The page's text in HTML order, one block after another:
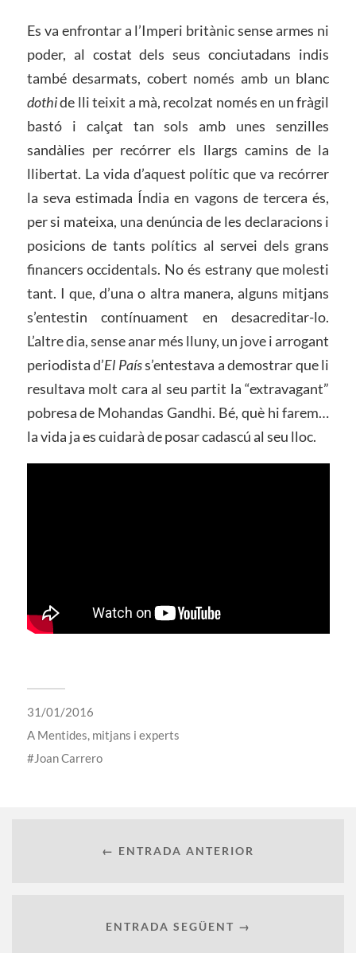
Es va enfrontar a l’Imperi britànic sense armes ni
poder, al costat dels seus conciutadans indis
també desarmats, cobert només amb un blanc
dothide lli teixit a mà, recolzat només en un fràgil
bastó i calçat tan sols amb unes senzilles
sandàlies per recórrer els llargs camins de la
llibertat. La vida d’aquest polític que va recórrer
la seva estimada Índia en vagons de tercera és,
per si mateixa, una denúncia de les declaracions i
posicions de tants polítics al servei dels grans
financers occidentals. No és estrany que molesti
tant. I que, d’una o altra manera, alguns mitjans
s’entestin contínuament en desacreditar-lo.
L’altre dia, sense anar més lluny, un jove i arrogant
periodista d’El Paíss’entestava a demostrar que li
resultava molt cara al seu partit la “extravagant”
pobresa de Mohandas Gandhi. Bé, què hi farem…
la vida ja es cuidarà de posar cadascú al seu lloc.
31/01/2016
A Mentides, mitjans i experts
Joan Carrero
← ENTRADA ANTERIOR
ENTRADA SEGÜENT →